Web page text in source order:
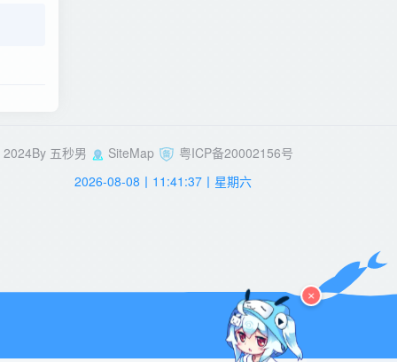
×
2024By 五秒男 SiteMap
粤ICP备20002156号
2026-08-08丨11:41:38丨星期六